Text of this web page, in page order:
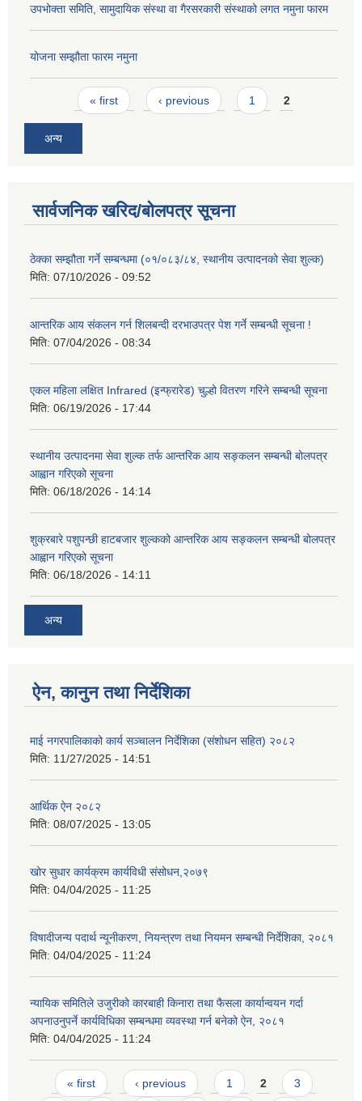
उपभोक्ता समिति, सामुदायिक संस्था वा गैरसरकारी संस्थाको लगत नमुना फारम
योजना सम्झौता फारम नमुना
Pages« first ‹ previous 1 2
अन्य
सार्वजनिक खरिद/बोलपत्र सूचना
ठेक्का सम्झौता गर्ने सम्बन्धमा (०१/०८३/८४, स्थानीय उत्पादनको सेवा शुल्क)
मिति: 07/10/2026 - 09:52
आन्तरिक आय संकलन गर्न शिलबन्दी दरभाउपत्र पेश गर्ने सम्बन्धी सूचना !
मिति: 07/04/2026 - 08:34
एकल महिला लक्षित Infrared (इन्फ्रारेड) चुल्हो वितरण गरिने सम्बन्धी सूचना
मिति: 06/19/2026 - 17:44
स्थानीय उत्पादनमा सेवा शुल्क तर्फ आन्तरिक आय सङ्कलन सम्बन्धी बोलपत्र
आह्वान गरिएको सूचना
मिति: 06/18/2026 - 14:14
शुक्रबारे पशुपन्छी हाटबजार शुल्कको आन्तरिक आय सङ्कलन सम्बन्धी बोलपत्र
आह्वान गरिएको सूचना
मिति: 06/18/2026 - 14:11
अन्य
ऐन, कानुन तथा निर्देशिका
माई नगरपालिकाको कार्य सञ्चालन निर्देशिका (संशोधन सहित) २०८२
मिति: 11/27/2025 - 14:51
आर्थिक ऐन २०८२
मिति: 08/07/2025 - 13:05
खोर सुधार कार्यक्रम कार्यविधी संसोधन,२०७९
मिति: 04/04/2025 - 11:25
विषादीजन्य पदार्थ न्यूनीकरण, नियन्त्रण तथा नियमन सम्बन्धी निर्देशिका, २०८१
मिति: 04/04/2025 - 11:24
न्यायिक समितिले उजुरीको कारबाही किनारा तथा फैसला कार्यान्वयन गर्दा
अपनाउनुपर्ने कार्यविधिका सम्बन्धमा व्यवस्था गर्न बनेको ऐन, २०८१
मिति: 04/04/2025 - 11:24
Pages
« first ‹ previous 1 2 3